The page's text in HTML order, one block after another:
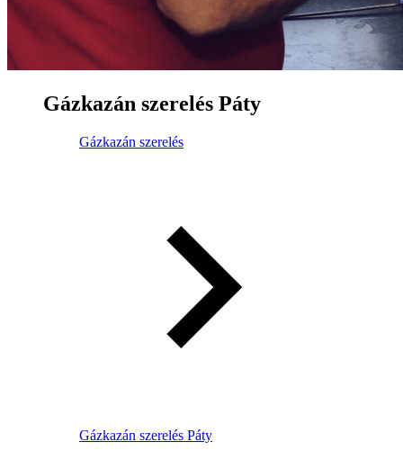
Gázkazán szerelés Páty
Gázkazán szerelés
Gázkazán szerelés Páty